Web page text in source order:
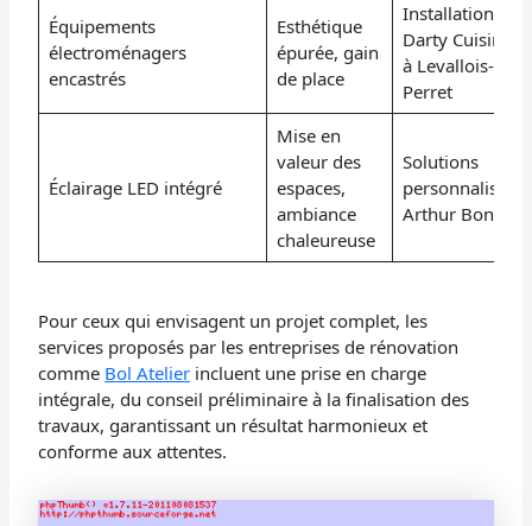
Équipements
électroménagers
encastrés
Esthétique
épurée, gain
de place
Installation
Darty Cuisine
à Levallois-
Perret
Éclairage LED intégré
Mise en
valeur des
espaces,
ambiance
chaleureuse
Solutions
personnalisées
Arthur Bonnet
Pour ceux qui envisagent un projet complet, les
services proposés par les entreprises de rénovation
comme Bol Atelier incluent une prise en charge
intégrale, du conseil préliminaire à la finalisation des
travaux, garantissant un résultat harmonieux et
conforme aux attentes.